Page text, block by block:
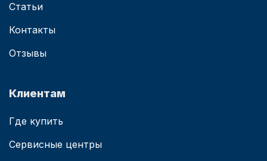
Статьи
Контакты
Отзывы
Клиентам
Где купить
Сервисные центры